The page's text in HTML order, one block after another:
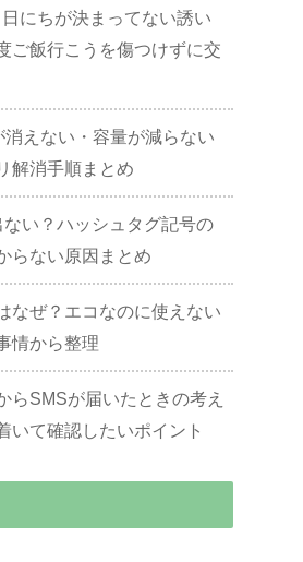
日にちが決まってない誘い
ご飯行こうを傷つけずに交
えない・容量が減らない
解消手順まとめ
ない？ハッシュタグ記号の
らない原因まとめ
なぜ？エコなのに使えない
情から整理
らSMSが届いたときの考え
いて確認したいポイント